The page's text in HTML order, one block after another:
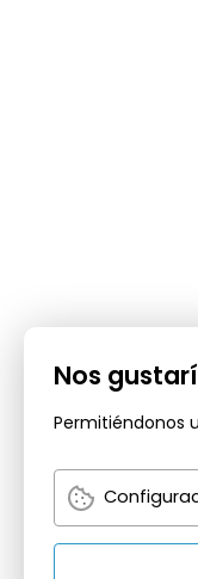
Nos
Permitiéndonos